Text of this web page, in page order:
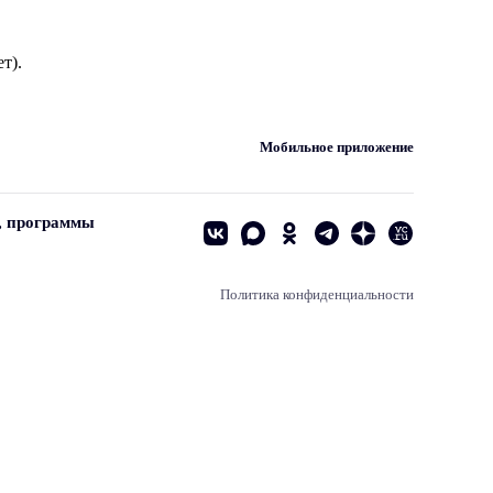
Мобильное приложение
программы
Политика конфиденциальности